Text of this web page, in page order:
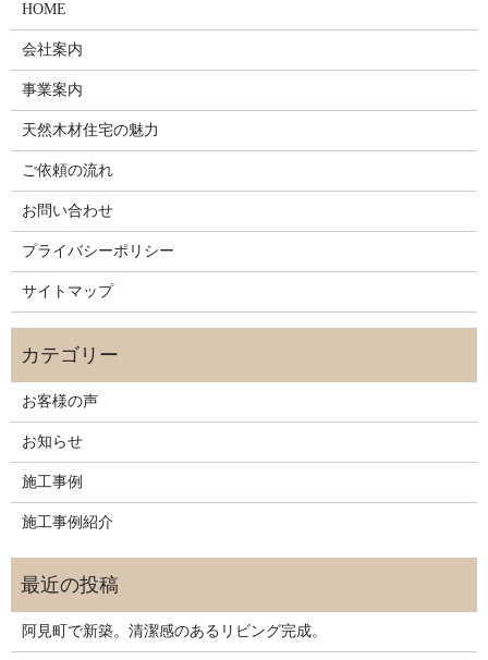
HOME
会社案内
事業案内
天然木材住宅の魅力
ご依頼の流れ
お問い合わせ
プライバシーポリシー
サイトマップ
お客様の声
お知らせ
施工事例
施工事例紹介
阿見町で新築。清潔感のあるリビング完成。